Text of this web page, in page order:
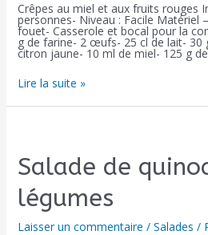
Crêpes au miel et aux fruits rouges
personnes- Niveau : Facile Matériel
fouet- Casserole et bocal pour la
g de farine- 2 œufs- 25 cl de lait- 30
citron jaune- 10 ml de miel- 125 g
Lire la suite »
Salade de
légumes
Laisser un commentaire / Salades /